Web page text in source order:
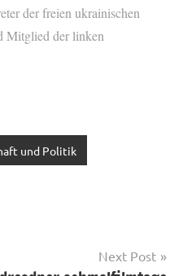
der freien ukrainischen
Mitglied der linken
und Politik
Next Post